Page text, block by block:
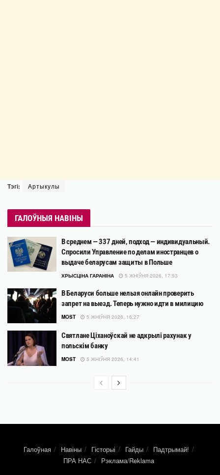
Тэгі: Артыкулы
ГАЛОЎНЫЯ НАВІНЫ
В среднем — 337 дней, подход — индивидуальный.
Спросили Управление по делам иностранцев о
выдаче беларусам защиты в Польше
ХРЫСЦІНА ГАРАНІНА 5 ЖНІЎНЯ 2026, 17:53
В Беларуси больше нельзя онлайн проверить
запрет на выезд. Теперь нужно идти в милицию
MOST 5 ЖНІЎНЯ 2026, 16:27
Святлане Ціханоўскай не адкрылі рахунак у
польскім банку
MOST 5 ЖНІЎНЯ 2026, 14:41
Галоўная Навіны Гісторыі Гайды
Падтрымай!
ПРА НАС
Рэклама/Reklama